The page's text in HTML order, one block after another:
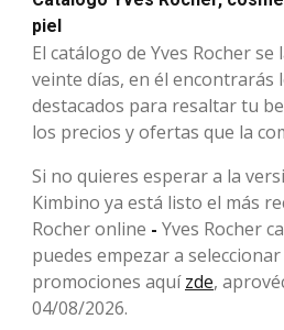
piel
El catálogo de Yves Rocher se
veinte días, en él encontrarás
destacados para resaltar tu
los precios y ofertas que la
Si no quieres esperar a la
Kimbino ya está listo el más
Rocher online - Yves Rocher
puedes empezar a
promociones aquízde,
04/08/2026.